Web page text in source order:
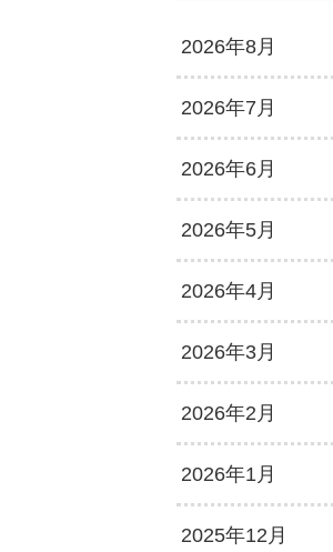
2026年8月
2026年7月
2026年6月
2026年5月
2026年4月
2026年3月
2026年2月
2026年1月
2025年12月